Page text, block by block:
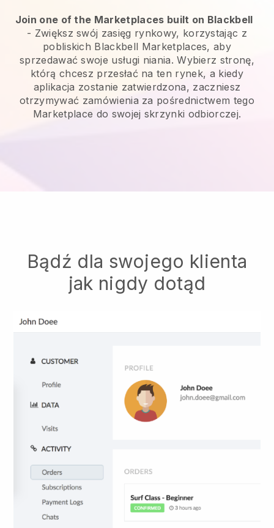
Join one of the Marketplaces built on Blackbell
- Zwiększ swój zasięg rynkowy, korzystając z
pobliskich Blackbell Marketplaces, aby
sprzedawać swoje usługi niania. Wybierz stronę,
którą chcesz przesłać na ten rynek, a kiedy
aplikacja zostanie zatwierdzona, zaczniesz
otrzymywać zamówienia za pośrednictwem tego
Marketplace do swojej skrzynki odbiorczej.
Bądź dla swojego klienta
jak nigdy dotąd